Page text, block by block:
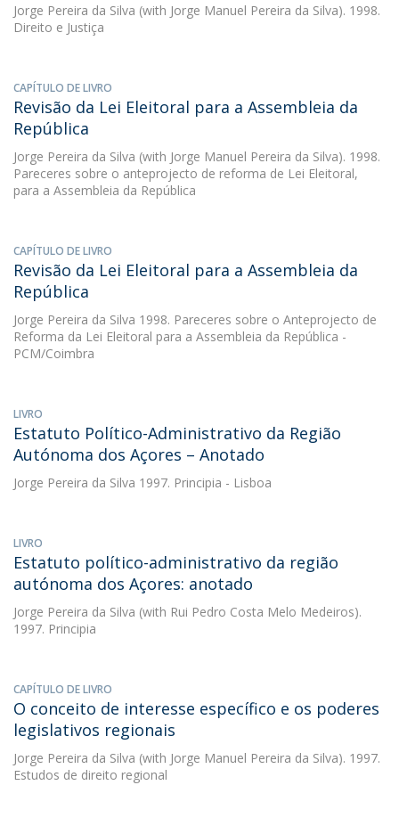
Jorge Pereira da Silva (with Jorge Manuel Pereira da Silva). 1998.
Direito e Justiça
CAPÍTULO DE LIVRO
Revisão da Lei Eleitoral para a Assembleia da
República
Jorge Pereira da Silva (with Jorge Manuel Pereira da Silva). 1998.
Pareceres sobre o anteprojecto de reforma de Lei Eleitoral,
para a Assembleia da República
CAPÍTULO DE LIVRO
Revisão da Lei Eleitoral para a Assembleia da
República
Jorge Pereira da Silva 1998. Pareceres sobre o Anteprojecto de
Reforma da Lei Eleitoral para a Assembleia da República -
PCM/Coimbra
LIVRO
Estatuto Político-Administrativo da Região
Autónoma dos Açores – Anotado
Jorge Pereira da Silva 1997. Principia - Lisboa
LIVRO
Estatuto político-administrativo da região
autónoma dos Açores: anotado
Jorge Pereira da Silva (with Rui Pedro Costa Melo Medeiros).
1997. Principia
CAPÍTULO DE LIVRO
O conceito de interesse específico e os poderes
legislativos regionais
Jorge Pereira da Silva (with Jorge Manuel Pereira da Silva). 1997.
Estudos de direito regional